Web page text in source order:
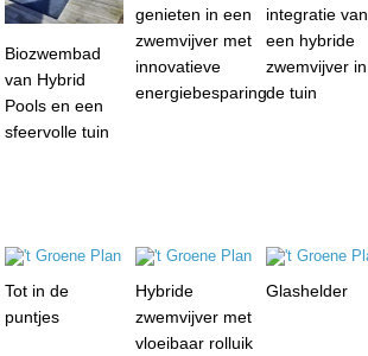
Biozwembad
van Hybrid
Pools en een
sfeervolle tuin
genieten in een
zwemvijver met
innovatieve
energiebesparing
integratie van
een hybride
zwemvijver in
de tuin
Tot in de
puntjes
Hybride
zwemvijver met
vloeibaar rolluik
Glashelder